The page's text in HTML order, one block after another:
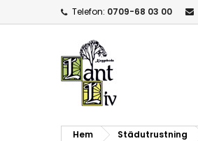
Telefon: 0709-68 03 00
Hem Städutrustning